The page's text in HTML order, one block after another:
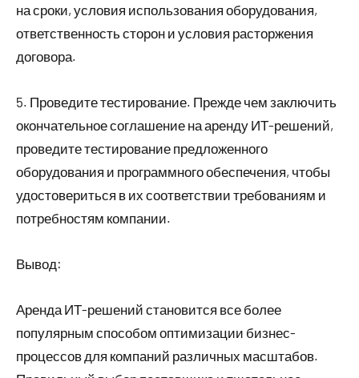
на сроки, условия использования оборудования,
ответственность сторон и условия расторжения
договора.
5. Проведите тестирование. Прежде чем заключить
окончательное соглашение на аренду ИТ-решений,
проведите тестирование предложенного
оборудования и программного обеспечения, чтобы
удостовериться в их соответствии требованиям и
потребностям компании.
Вывод:
Аренда ИТ-решений становится все более
популярным способом оптимизации бизнес-
процессов для компаний различных масштабов.